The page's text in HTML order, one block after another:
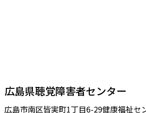
広島県聴覚障害者センター
広島市南区皆実町1丁目6-29健康福祉セ